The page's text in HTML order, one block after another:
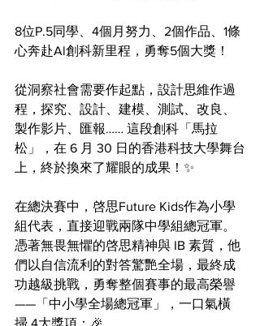
8位P.5同學、4個月努力、2個作品、1條
心奔赴Al創科新里程，勇奪5個大獎！
從洞察社會需要作起點，設計思維作過
程，探究、設計、建模、測試、改良、
製作影片、匯報…… 這段創科「馬拉
松」，在 6 月 30 日的香港科技大學舞台
上，終於換來了耀眼的成果！✨
在總決賽中，啓思Future Kids作為小學
組代表，直接迎戰兩隊中學組總冠軍。
憑著無畏無懼的啓思精神與 IB 素質，他
們以自信流利的對答驚艷全場，最終成
功越級挑戰，勇奪整個賽事的最高榮譽
——「中小學全場總冠軍」，一口氣橫
掃 4大獎項：🎉